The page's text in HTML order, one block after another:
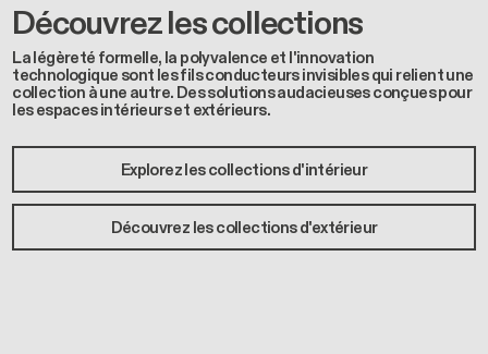
Découvrez les collections
La légèreté formelle, la polyvalence et l'innovation
technologique sont les fils conducteurs invisibles qui relient une
collection à une autre. Des solutions audacieuses conçues pour
les espaces intérieurs et extérieurs.
Explorez les collections d'intérieur
Découvrez les collections d'extérieur